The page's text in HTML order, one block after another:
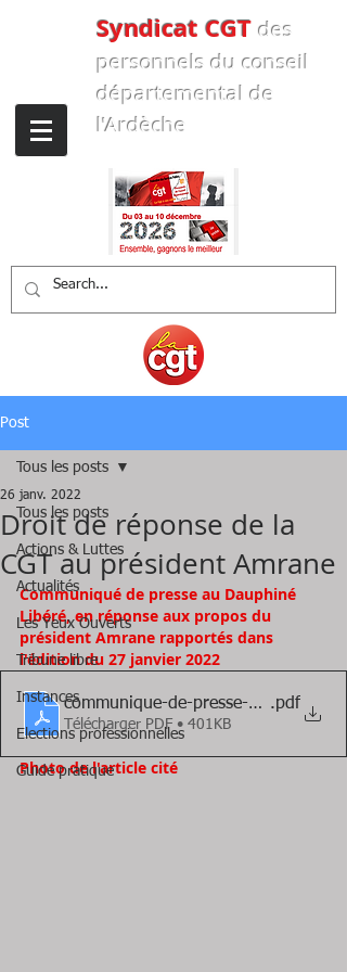
Syndicat CGT des
personnels du conseil
départemental de
l'Ardèche
Post
Tous les posts
Actions & Luttes
Actualités
Les Yeux Ouverts
Tribune libre
Instances
Elections professionnelles
Guide pratique
Tous les posts
Droit de réponse de la
CGT au président Amrane
26 janv. 2022
Communiqué de presse au Dauphiné
Libéré, en réponse aux propos du
président Amrane rapportés dans
l'édition du 27 janvier 2022
communique-de-presse-26-01-
.pdf
Télécharger PDF • 401KB
Photo de l'article cité